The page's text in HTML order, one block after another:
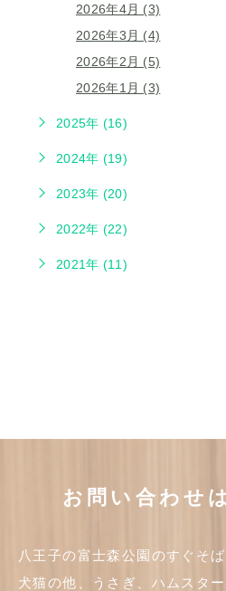
2026年4月 (3)
2026年3月 (4)
2026年2月 (5)
2026年1月 (3)
2025年 (16)
2024年 (19)
2023年 (20)
2022年 (22)
2021年 (11)
お問い合わせ
八王子の富士森公園のすぐそ
犬猫の他、うさぎ、ハムスタ